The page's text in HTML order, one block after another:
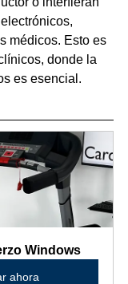
médicos. Esto es
donde la
es esencial.
Windows
ahora